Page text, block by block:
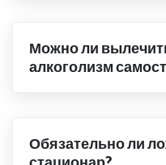
Можно ли
алкоголизм
Обязательно ли